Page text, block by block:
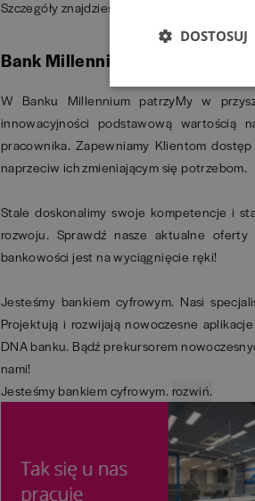
Szczegóły znajdziesz tutaj
Bank Millennium S.A.
W Banku Millennium patrzyMy w
innowacyjności podstawową wartością
pracownika. Zapewniamy Klientom
naprzeciw ich zmieniającym się potrzebom.
Stale doskonalimy swoje kompetencje i
rozwoju. Sprawdź nasze aktualne
bankowości jest na wyciągnięcie ręki!
Jesteśmy bankiem cyfrowym. Nasi
Projektują i rozwijają nowoczesne
DNA banku. Bądź prekursorem
nami!
Jesteśmy bankiem cyfrowym. rozwiń.
DOSTOSUJ